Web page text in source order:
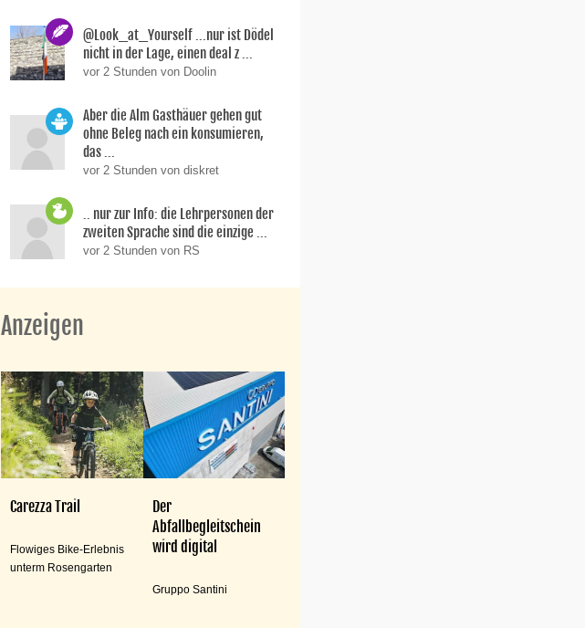
@Look_at_Yourself ...nur ist Dödel
nicht in der Lage, einen deal z ...
vor 2 Stunden von Doolin
Aber die Alm Gasthäuer gehen gut
ohne Beleg nach ein konsumieren,
das ...
vor 2 Stunden von diskret
.. nur zur Info: die Lehrpersonen der
zweiten Sprache sind die einzige ...
vor 2 Stunden von RS
Anzeigen
Carezza Trail
Flowiges Bike-Erlebnis
unterm Rosengarten
Der
Abfallbegleitschein
wird digital
Gruppo Santini